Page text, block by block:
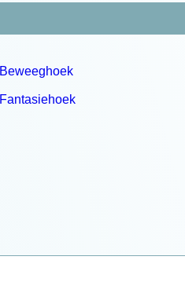
Beweeghoek
Fantasiehoek